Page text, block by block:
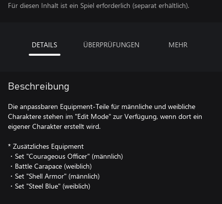
Für diesen Inhalt ist ein Spiel erforderlich (separat erhältlich).
DETAILS ÜBERPRÜFUNGEN MEHR
Beschreibung
Die anpassbaren Equipment-Teile für männliche und weibliche
Charaktere stehen im "Edit Mode" zur Verfügung, wenn dort ein
eigener Charakter erstellt wird.
* Zusätzliches Equipment
・Set "Courageous Officer" (männlich)
・Battle Carapace (weiblich)
・Set "Shell Armor" (männlich)
・Set "Steel Blue" (weiblich)